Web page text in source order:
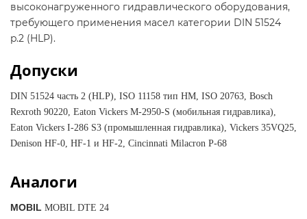
высоконагруженного гидравлического оборудования,
требующего применения масел категории DIN 51524
p.2 (HLP).
Допуски
DIN 51524 часть 2 (HLP), ISO 11158 тип HM, ISO 20763, Bosch
Rexroth 90220, Eaton Vickers M-2950-S (мобильная гидравлика),
Eaton Vickers I-286 S3 (промышленная гидравлика), Vickers 35VQ25,
Denison HF-0, HF-1 и HF-2, Cincinnati Milacron P-68
Аналоги
MOBIL MOBIL DTE 24